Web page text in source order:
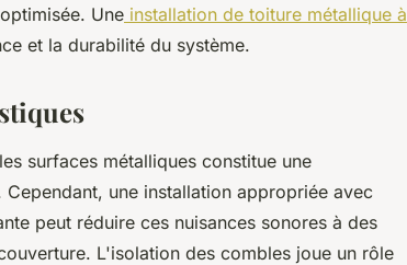
Une installation de toiture métallique à
et la durabilité du système.
surfaces métalliques constitue une
une installation appropriée avec
peut réduire ces nuisances sonores à des
L'isolation des combles joue un rôle